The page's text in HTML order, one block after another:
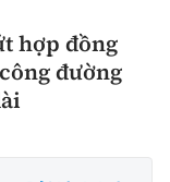
hợp đồng
đường